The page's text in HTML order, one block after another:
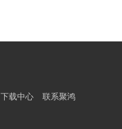
下载中心
联系聚鸿